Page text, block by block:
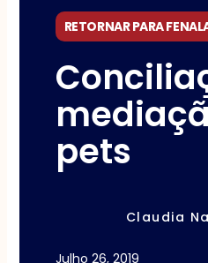
RETORNAR PARA
pets
Claudia
Julho 26, 2019